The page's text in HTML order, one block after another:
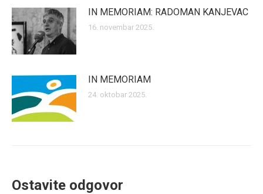
IN MEMORIAM: RADOMAN KANJEVAC
16. novembar 2025.
IN MEMORIAM
24. oktobar 2025.
Ostavite odgovor